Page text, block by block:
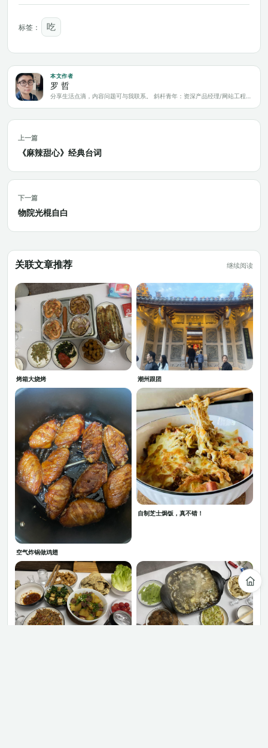
标签： 吃
本文作者
罗 哲
上一篇
《麻辣甜心》经典台词
下一篇
物院光棍自白
关联文章推荐 继续阅读
烤箱大烧烤 潮州跟团
空气炸锅做鸡翅
自制芝士焗饭，真不错！